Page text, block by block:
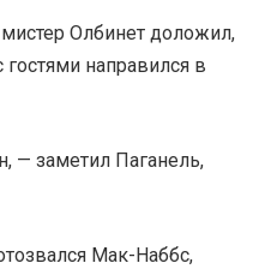
Олбинет доложил,
гостями направился в
— заметил Паганель,
Мак-Наббс,